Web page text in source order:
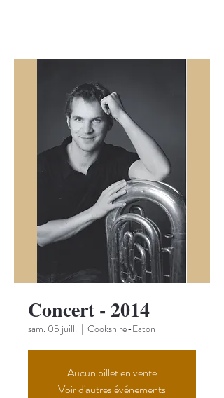
Concert - 2014
sam. 05 juill.
  |
Cookshire-Eaton
Aucun billet en vente
Voir d'autres événements